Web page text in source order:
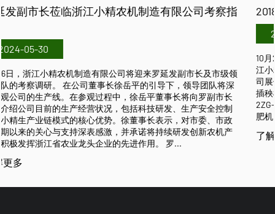
考察指
及市级领
团队将深
罗副市长
安全控制
委、市政
新农机产
2018中国国际农机展
10月26日至10月28日，中国国际农业机械展览会将在武
江小精农机制造有限公司热烈欢迎经销商朋友前来参观
司展位在A2区，展位号A222。本次展出的产品有2ZX-
插秧机、2ZX-630手扶式插秧机、2ZG-630A乘坐式高速
2ZG-825乘坐式高速插秧机，除了四款热销机型外，本
肥机、直播机及搬运车等新产品，欢迎经销商朋友前来
了解更多